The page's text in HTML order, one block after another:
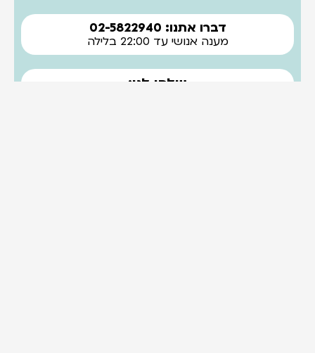
דברו אתנו: 02-5822940
מענה אנושי עד 22:00 בלילה
שלחו לנו: